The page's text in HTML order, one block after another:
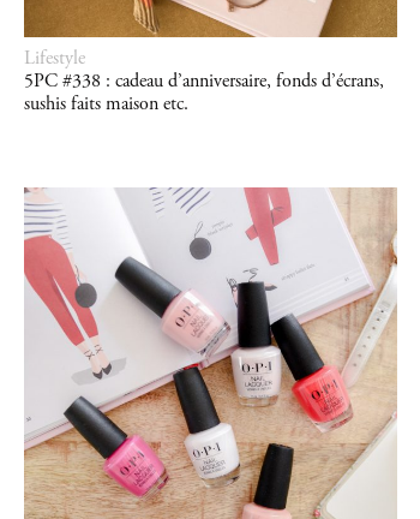
Lifestyle
5PC #338 : cadeau d’anniversaire, fonds d’écrans,
sushis faits maison etc.